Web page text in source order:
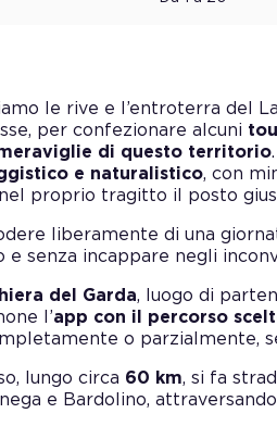
le rive e l’entroterra del
per confezionare alcuni
di questo territorio
e naturalistico, con
proprio tragitto il posto
liberamente di una
senza incappare negli
del Garda, luogo di
l’app con il percorso
o parzialmente,
lungo circa 60 km, si fa
e Bardolino,